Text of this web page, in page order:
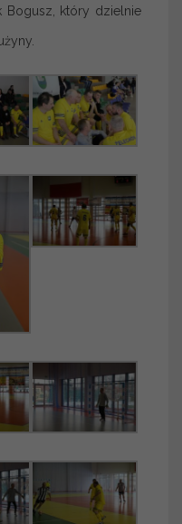
Bogusz, który dzielnie